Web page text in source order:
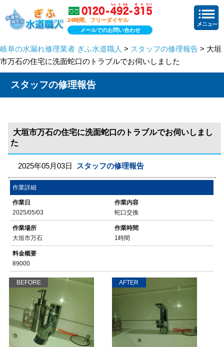
24時間、フリーダイヤル
メールでのお問い合わせ
岐阜の水漏れ修理業者 ぎふ水道職人 > スタッフの修理報告 > 大垣
市万石の住宅に洗面蛇口のトラブルでお伺いしました
スタッフの修理報告
大垣市万石の住宅に洗面蛇口のトラブルでお伺いしまし
た
2025年05月03日 スタッフの修理報告
作業詳細
作業日
2025/05/03
作業内容
蛇口交換
作業場所
大垣市万石
作業時間
1時間
料金概要
89000
BEFORE AFTER